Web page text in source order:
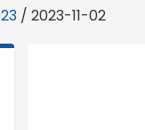
/ 2023-11-02